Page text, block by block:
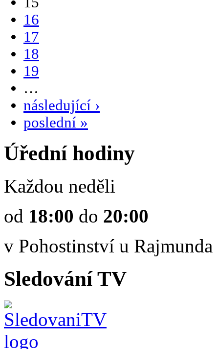
16
17
18
19
…
následující ›
poslední »
Úřední hodiny
Každou neděli
od 18:00 do 20:00
v Pohostinství u Rajmunda
Sledování TV